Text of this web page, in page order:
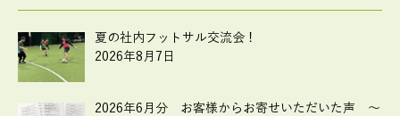
夏の社内フットサル交流会！
2026年8月7日
2026年6月分 お客様からお寄せいただいた声 ～